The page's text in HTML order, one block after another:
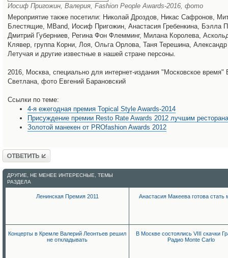
Иосиф Пригожин, Валерия, Fashion People Awards-2016, фото
Мероприятие также посетили: Николай Дроздов, Никас Сафронов,
Блестящие, MBand, Иосиф Пригожин, Анастасия Гребенкина, Бэлла
Дмитрий Губерниев, Регина Фон Флемминг, Милана Королева,
Клявер, группа Корни, Лоя, Ольга Орлова, Таня Терешина,
Летучая и другие известные в нашей стране персоны.
2016, Москва, специально для интернет-издания "Московское время"
Светлана, фото Евгений Барановский
Ссылки по теме:
4-я ежегодная премия Topical Style Awards-2014
Присуждение премии Resto Rate Awards 2012 лучшим
Золотой манекен от PROfashion Awards 2012
Ответить
ДРУГИЕ, НЕ МЕНЕЕ ИНТЕРЕСНЫЕ, ТЕМЫ
РАЗДЕЛА
Ленинская Премия 2011 Анастасия Макеева готова стать
Концерты в Кремле Валерий Леонтьев решил
не откладывать
В Москве состоялись VIII скачки
Радио Monte Carlo